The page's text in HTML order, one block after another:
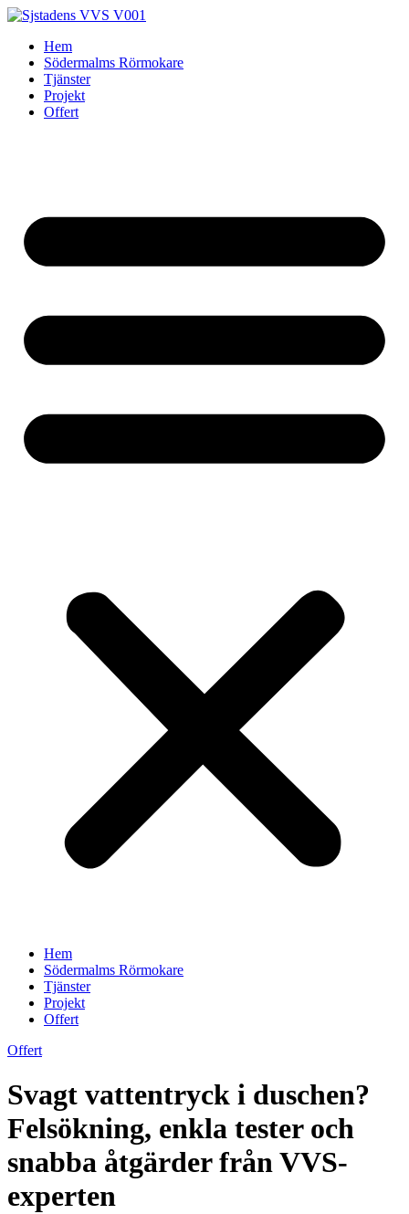
Skip
contentHem
Södermalms Rörmokare
Tjänster
Projekt
Offert
Hem
Södermalms Rörmokare
Tjänster
Projekt
Offert
Offert
Svagt vattentryck i duschen?
Felsökning, enkla tester och
snabba åtgärder från VVS-
experten